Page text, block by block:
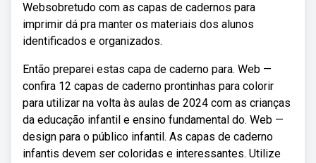
Websobretudo com as capas de cadernos para
imprimir dá pra manter os materiais dos alunos
identificados e organizados.
Então preparei estas capa de caderno para. Web —
confira 12 capas de caderno prontinhas para colorir
para utilizar na volta às aulas de 2024 com as crianças
da educação infantil e ensino fundamental do. Web —
design para o público infantil. As capas de caderno
infantis devem ser coloridas e interessantes. Utilize